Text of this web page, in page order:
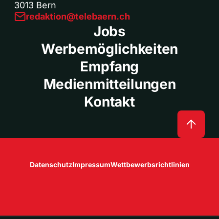
3013 Bern
redaktion@telebaern.ch
Jobs
Werbemöglichkeiten
Empfang
Medienmitteilungen
Kontakt
DatenschutzImpressumWettbewerbsrichtlinien